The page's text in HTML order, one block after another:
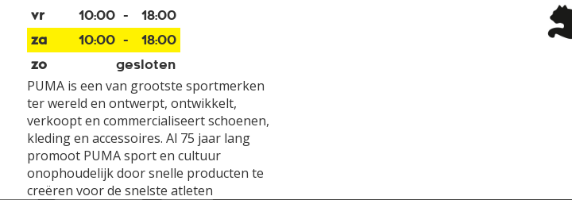
vr
10:00 -
18:00
za
10:00 -
18:00
zo
gesloten
PUMA is een van grootste sportmerken
ter wereld en ontwerpt, ontwikkelt,
verkoopt en commercialiseert schoenen,
kleding en accessoires. Al 75 jaar lang
promoot PUMA sport en cultuur
onophoudelijk door snelle producten te
creëren voor de snelste atleten